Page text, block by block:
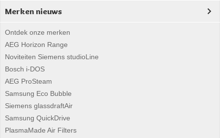
Merken nieuws
Ontdek onze merken
AEG Horizon Range
Noviteiten Siemens studioLine
Bosch i-DOS
AEG ProSteam
Samsung Eco Bubble
Siemens glassdraftAir
Samsung QuickDrive
PlasmaMade Air Filters